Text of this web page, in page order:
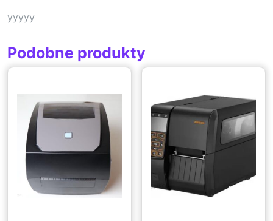
yyyyy
Podobne produkty